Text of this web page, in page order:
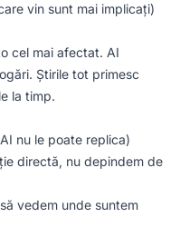
vin sunt mai implicați)
cel mai afectat. AI
Știrile tot primesc
la timp.
nu le poate replica)
directă, nu depindem de
vedem unde suntem